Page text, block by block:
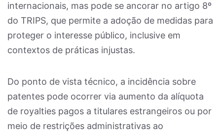
internacionais, mas pode se ancorar no artigo 8º
do TRIPS, que permite a adoção de medidas para
proteger o interesse público, inclusive em
contextos de práticas injustas.
Do ponto de vista técnico, a incidência sobre
patentes pode ocorrer via aumento da alíquota
de royalties pagos a titulares estrangeiros ou por
meio de restrições administrativas ao